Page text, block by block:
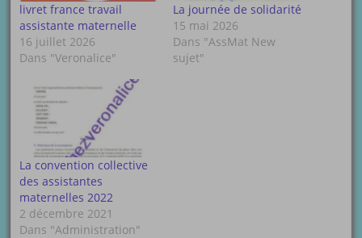
livret france travail
assistante maternelle
16 juillet 2026
Dans "Veronalice"
La journée de solidarité
15 mai 2026
Dans "AssMat New
sujet"
La convention collective
des assistantes
maternelles 2022
2 décembre 2021
Dans "Administration"